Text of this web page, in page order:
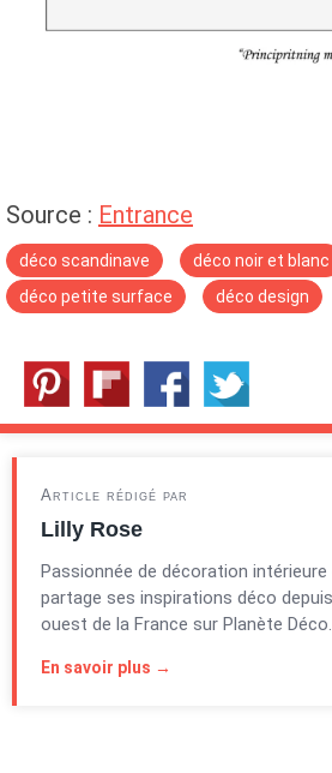
Source : Entrance
déco scandinave déco noir et blanc
déco petite surface
déco design
Article rédigé par
Lilly Rose
Passionnée de décoration intérieure
partage ses inspirations déco
ouest de la France sur Planète Déco.
En savoir plus →